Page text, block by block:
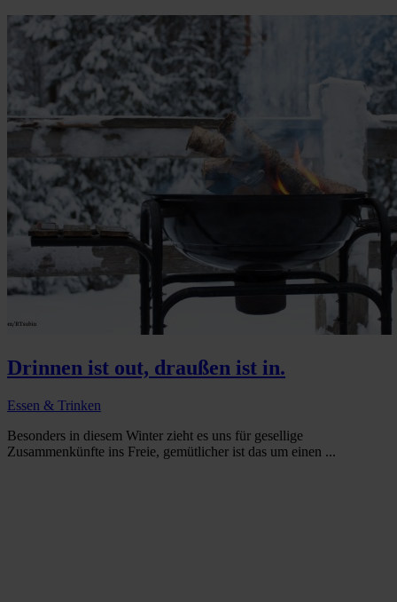
Drinnen ist out, draußen ist in.
Essen & Trinken
Besonders in diesem Winter zieht es uns für gesellige
Zusammenkünfte ins Freie, gemütlicher ist das um einen ...